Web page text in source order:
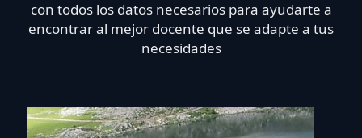
con todos los datos necesarios para ayudarte a
encontrar al mejor docente que se adapte a tus
necesidades